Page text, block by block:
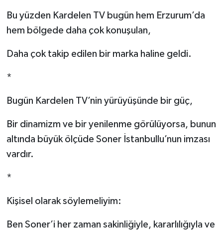
Bu yüzden Kardelen TV bugün hem Erzurum’da
hem bölgede daha çok konuşulan,
Daha çok takip edilen bir marka haline geldi.
*
Bugün Kardelen TV’nin yürüyüşünde bir güç,
Bir dinamizm ve bir yenilenme görülüyorsa, bunun
altında büyük ölçüde Soner İstanbullu’nun imzası
vardır.
*
Kişisel olarak söylemeliyim:
Ben Soner’i her zaman sakinliğiyle, kararlılığıyla ve